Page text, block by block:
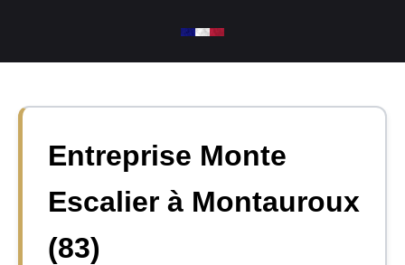
contenu
Entreprise Monte
Escalier à Montauroux
(83)